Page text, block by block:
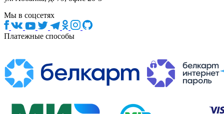
Мы в соцсетях
Платежные способы